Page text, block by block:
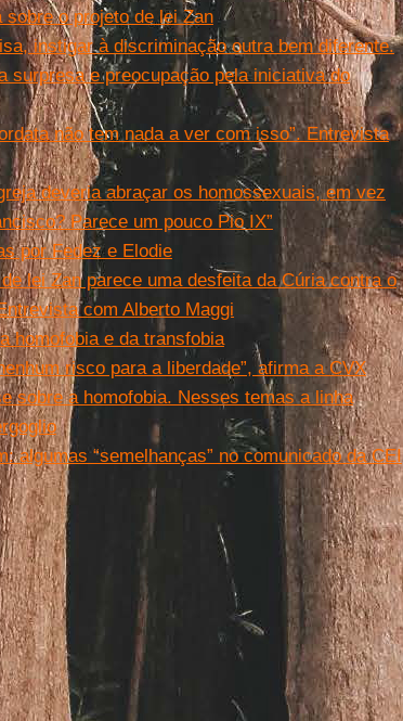
o projeto de lei Zan
instigar à discriminação outra bem diferente.
surpresa e preocupação pela iniciativa do
não tem nada a ver com isso”. Entrevista
deveria abraçar os homossexuais, em vez
Parece um pouco Pio IX”
por Fedez e Elodie
lei Zan parece uma desfeita da Cúria contra o
com Alberto Maggi
homofobia e da transfobia
risco para a liberdade”, afirma a CVX
sobre a homofobia. Nesses temas a linha
algumas “semelhanças” no comunicado da CEI